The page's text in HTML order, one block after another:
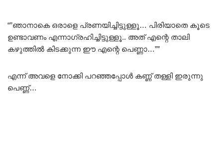
“”ഞാനാകെ ഒരാളെ പ്രണയിച്ചിട്ടുള്ളൂ… പിരിയാതെ കൂടെ
ഉണ്ടാവണം എന്നാഗ്രഹിച്ചിട്ടുള്ളൂ.. അത് എന്റെ താലി
കഴുത്തിൽ കിടക്കുന്ന ഈ എന്റെ പെണ്ണാ…””
എന്ന് അവളെ നോക്കി പറഞ്ഞപ്പോൾ കണ്ണ് തള്ളി ഇരുന്നു
പെണ്ണ്…